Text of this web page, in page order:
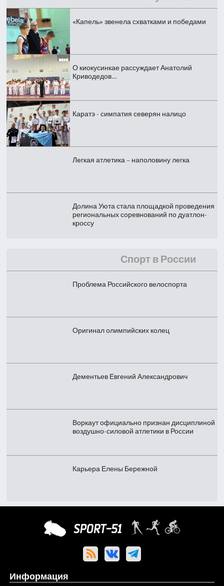
«Капель» звенела схватками и победами
О киокусинкае рассуждает Анатолий
Криводедов…
Каратэ - симпатия северян налицо
Легкая атлетика – наполовину легка
Долина Уюта стала площадкой проведения
региональных соревнований по дуатлон-
кроссу
Спорт в России
Проблема Российского велоспорта
Оригинал олимпийских колец
Дементьев Евгений Александрович
Воркаут официально признан дисциплиной
воздушно-силовой атлетики в России
Карьера Елены Бережной
Информация